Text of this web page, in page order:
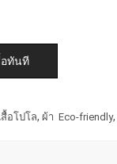
อโปโล, ผ้า Eco-friendly,